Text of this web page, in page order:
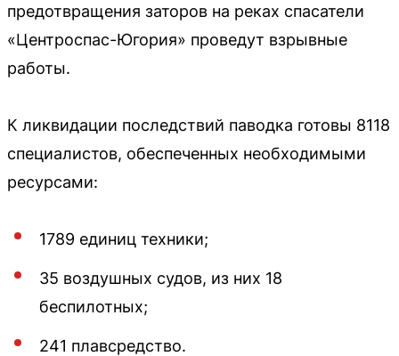
предотвращения заторов на реках спасатели
«Центроспас-Югория» проведут взрывные
работы.
К ликвидации последствий паводка готовы 8118
специалистов, обеспеченных необходимыми
ресурсами:
1789 единиц техники;
35 воздушных судов, из них 18
беспилотных;
241 плавсредство.